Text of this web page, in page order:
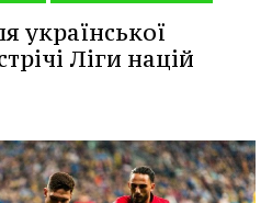
української
Ліги націй